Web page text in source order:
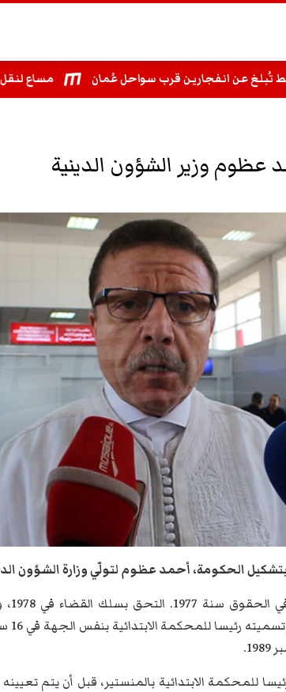
مساع لنقل مئات عن انفجارين قرب سواحل عُمان
عظوم وزير الشؤون الدينية
الحكومة، أحمد عظوم لتولّي وزارة الشؤون
عين في 16 سبتمبر 1995 رئيسا للمحكمة الابتدائية بالمنستير، قبل